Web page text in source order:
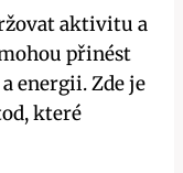
aktivitu a
přinést
energii. Zde je
které